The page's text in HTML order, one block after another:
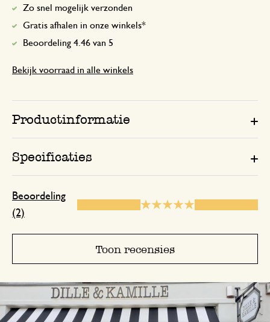
Zo snel mogelijk verzonden
Gratis afhalen in onze winkels*
Beoordeling 4.46 van 5
Bekijk voorraad in alle winkels
Productinformatie
Specificaties
Beoordeling
(2)
Toon recensies